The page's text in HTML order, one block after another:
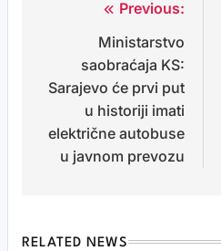
navigation
Previous:
Ministarstvo
saobraćaja KS:
Sarajevo će prvi put
u historiji imati
električne autobuse
u javnom prevozu
RELATED NEWS